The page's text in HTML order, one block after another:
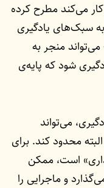
کار می‌کند مطرح کرده
سبک‌های یادگیری
منجر به
شود که پایه‌ی
می‌تواند
محدود کند. برای
است، ممکن
و ماجرایی را